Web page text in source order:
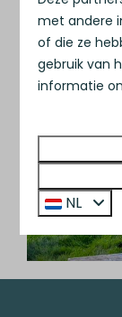
Prijzen en
met andere
of die ze
gebruik van
informatie
NL